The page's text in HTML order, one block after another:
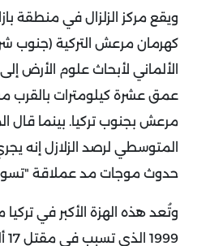
ويقع مركز الزلزال في منطقة
كهرمان مرعش التركية (جنوب
الألماني لأبحاث علوم الأرض
عمق عشرة كيلومترات بالقرب
مرعش بجنوب تركيا. بينما قال
المتوسطي لرصد الزلازل إنه
حدوث موجات مد عملاقة